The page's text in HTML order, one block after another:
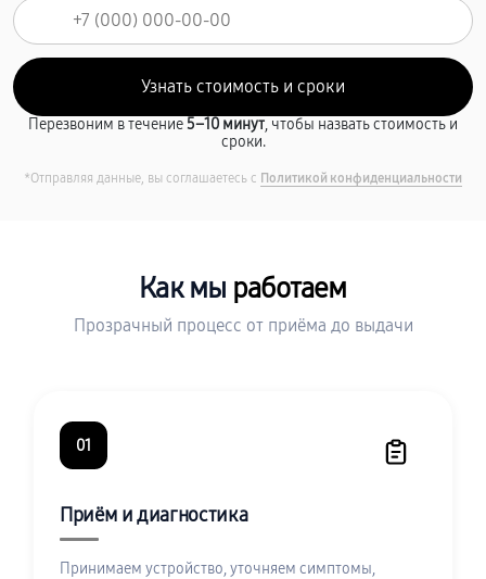
Перезвоним в течение5–10 минут, чтобы назвать стоимость и
сроки.
*Отправляя данные, вы соглашаетесь с Политикой конфиденциальности
Как мы работаем
Прозрачный процесс от приёма до выдачи
01
Приём и диагностика
Принимаем устройство, уточняем симптомы,